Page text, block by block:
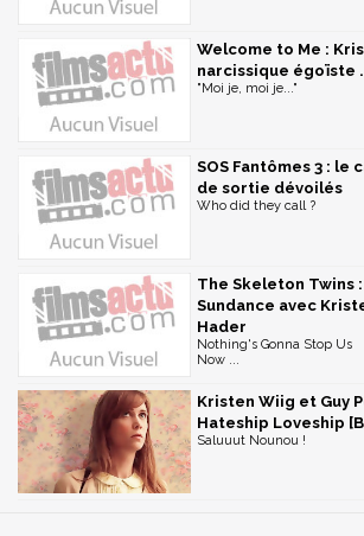
Welcome to Me :
narcissique égoïste
"Moi je, moi je..."
SOS Fantômes 3 : le
de sortie dévoilés
Who did they call ?
The Skeleton Twins
Sundance avec
Hader
Nothing's Gonna Stop Us
Now ...
Kristen Wiig et Guy
Hateship Loveship
Saluuut Nounou !